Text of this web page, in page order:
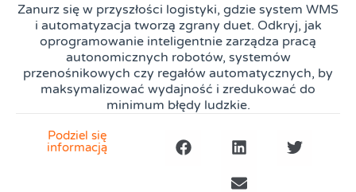
Zanurz się w przyszłości logistyki, gdzie system WMS
i automatyzacja tworzą zgrany duet. Odkryj, jak
oprogramowanie inteligentnie zarządza pracą
autonomicznych robotów, systemów
przenośnikowych czy regałów automatycznych, by
maksymalizować wydajność i zredukować do
minimum błędy ludzkie.
Podziel się
informacją